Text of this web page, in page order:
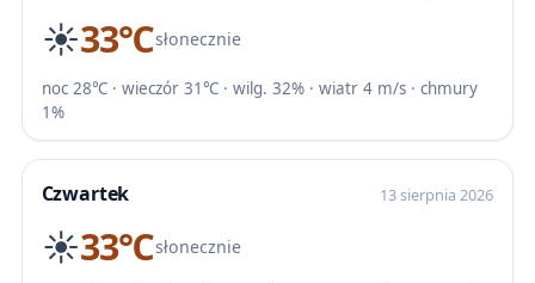
☀️33℃słonecznie
noc 28℃ · wieczór 31℃ · wilg. 32% · wiatr 4 m/s · chmury
1%
Czwartek 13 sierpnia 2026
☀️33℃słonecznie